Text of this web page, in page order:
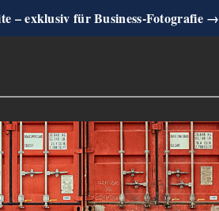
– exklusiv für Business-Fotografie →